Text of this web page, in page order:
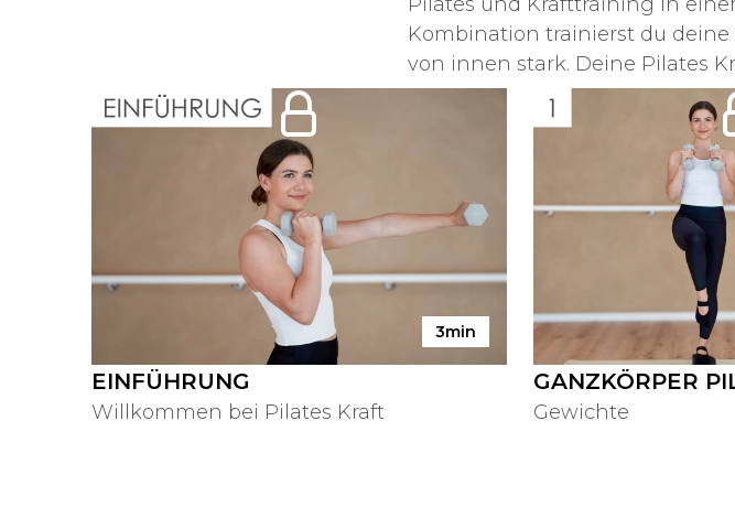
Pilates und Krafttraining in
Kombination trainierst du
von innen stark. Deine Pilates
3min
EINFÜHRUNG
Willkommen bei Pilates Kraft
GANZKÖRPER
Gewichte